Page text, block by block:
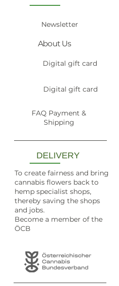
Newsletter
About Us
Digital gift card
Digital gift card
FAQ Payment &
Shipping
DELIVERY
To create fairness and bring
cannabis flowers back to
hemp specialist shops,
thereby saving the shops
and jobs.
Become a member of the
ÖCB